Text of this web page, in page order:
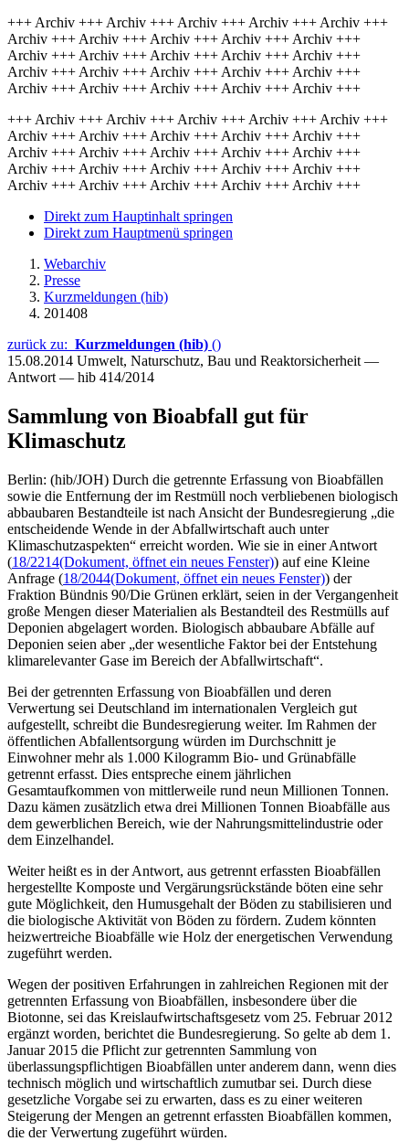
+++ Archiv +++ Archiv +++ Archiv +++ Archiv +++ Archiv +++
Archiv +++ Archiv +++ Archiv +++ Archiv +++ Archiv +++
Archiv +++ Archiv +++ Archiv +++ Archiv +++ Archiv +++
Archiv +++ Archiv +++ Archiv +++ Archiv +++ Archiv +++
Archiv +++ Archiv +++ Archiv +++ Archiv +++ Archiv +++
+++ Archiv +++ Archiv +++ Archiv +++ Archiv +++ Archiv +++
Archiv +++ Archiv +++ Archiv +++ Archiv +++ Archiv +++
Archiv +++ Archiv +++ Archiv +++ Archiv +++ Archiv +++
Archiv +++ Archiv +++ Archiv +++ Archiv +++ Archiv +++
Archiv +++ Archiv +++ Archiv +++ Archiv +++ Archiv +++
Direkt zum Hauptinhalt springen
Direkt zum Hauptmenü springen
Webarchiv
Presse
Kurzmeldungen (hib)
201408
zurück zu: Kurzmeldungen (hib) ()
15.08.2014 Umwelt, Naturschutz, Bau und Reaktorsicherheit —
Antwort — hib 414/2014
Sammlung von Bioabfall gut für
Klimaschutz
Berlin: (hib/JOH) Durch die getrennte Erfassung von Bioabfällen
sowie die Entfernung der im Restmüll noch verbliebenen biologisch
abbaubaren Bestandteile ist nach Ansicht der Bundesregierung „die
entscheidende Wende in der Abfallwirtschaft auch unter
Klimaschutzaspekten“ erreicht worden. Wie sie in einer Antwort
(18/2214(Dokument, öffnet ein neues Fenster)) auf eine Kleine
Anfrage (18/2044(Dokument, öffnet ein neues Fenster)) der
Fraktion Bündnis 90/Die Grünen erklärt, seien in der Vergangenheit
große Mengen dieser Materialien als Bestandteil des Restmülls auf
Deponien abgelagert worden. Biologisch abbaubare Abfälle auf
Deponien seien aber „der wesentliche Faktor bei der Entstehung
klimarelevanter Gase im Bereich der Abfallwirtschaft“.
Bei der getrennten Erfassung von Bioabfällen und deren
Verwertung sei Deutschland im internationalen Vergleich gut
aufgestellt, schreibt die Bundesregierung weiter. Im Rahmen der
öffentlichen Abfallentsorgung würden im Durchschnitt je
Einwohner mehr als 1.000 Kilogramm Bio- und Grünabfälle
getrennt erfasst. Dies entspreche einem jährlichen
Gesamtaufkommen von mittlerweile rund neun Millionen Tonnen.
Dazu kämen zusätzlich etwa drei Millionen Tonnen Bioabfälle aus
dem gewerblichen Bereich, wie der Nahrungsmittelindustrie oder
dem Einzelhandel.
Weiter heißt es in der Antwort, aus getrennt erfassten Bioabfällen
hergestellte Komposte und Vergärungsrückstände böten eine sehr
gute Möglichkeit, den Humusgehalt der Böden zu stabilisieren und
die biologische Aktivität von Böden zu fördern. Zudem könnten
heizwertreiche Bioabfälle wie Holz der energetischen Verwendung
zugeführt werden.
Wegen der positiven Erfahrungen in zahlreichen Regionen mit der
getrennten Erfassung von Bioabfällen, insbesondere über die
Biotonne, sei das Kreislaufwirtschaftsgesetz vom 25. Februar 2012
ergänzt worden, berichtet die Bundesregierung. So gelte ab dem 1.
Januar 2015 die Pflicht zur getrennten Sammlung von
überlassungspflichtigen Bioabfällen unter anderem dann, wenn dies
technisch möglich und wirtschaftlich zumutbar sei. Durch diese
gesetzliche Vorgabe sei zu erwarten, dass es zu einer weiteren
Steigerung der Mengen an getrennt erfassten Bioabfällen kommen,
die der Verwertung zugeführt würden.